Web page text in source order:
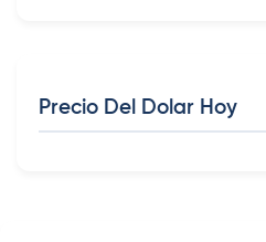
Precio Del Dolar Hoy